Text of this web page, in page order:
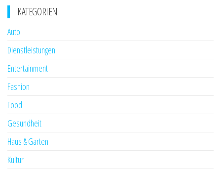
KATEGORIEN
Auto
Dienstleistungen
Entertainment
Fashion
Food
Gesundheit
Haus & Garten
Kultur